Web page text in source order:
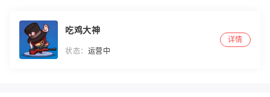
吃鸡大神
状态： 运营中
详情